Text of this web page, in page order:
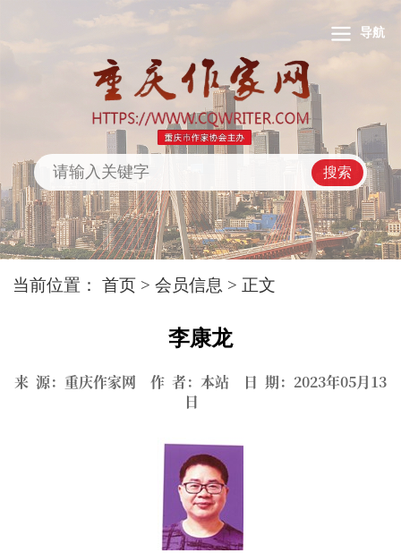
导航
搜索
当前位置：首页 >会员信息 > 正文
李康龙
来 源：重庆作家网 作 者：本站 日 期：2023年05月13
日